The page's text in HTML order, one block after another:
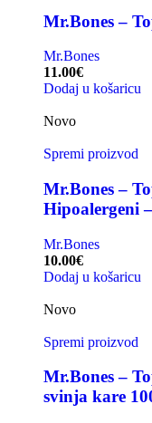
Mr.Bones –
Mr.Bones
11.00€
Dodaj u košaricu
Novo
Spremi proizvod
Mr.Bones –
Hipoalergeni
Mr.Bones
10.00€
Dodaj u košaricu
Novo
Spremi proizvod
Mr.Bones –
svinja kare